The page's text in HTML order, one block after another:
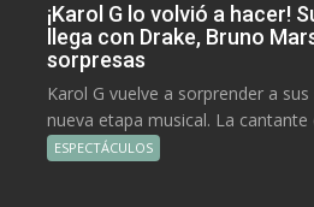
¡Karol G lo volvió a hacer!
llega con Drake, Bruno
sorpresas
Karol G vuelve a sorprender a
nueva etapa musical. La cantante
ESPECTÁCULOS